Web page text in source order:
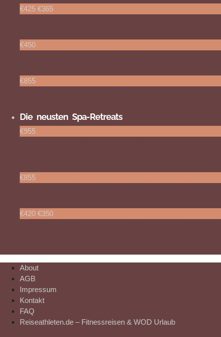
€425 €365
€450
€855
Die neusten Spa-Retreats
€955
€855
€420 €350
About
AGB
Impressum
Kontakt
FAQ
Reiseathleten.de – Fitnessreisen & WOD Urlaub